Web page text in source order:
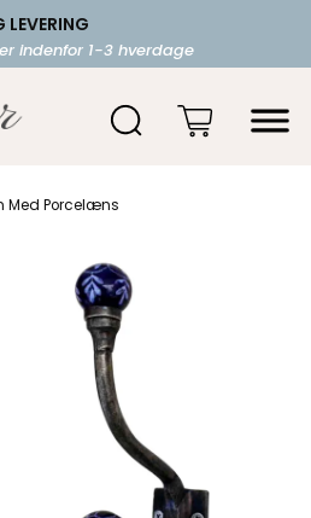
LEVERING
indenfor 1-3 hverdage
OVER 599.-
fra 39,-
Med Porcelæns